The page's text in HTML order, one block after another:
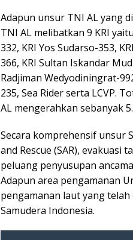
Adapun unsur TNI AL yang
TNI AL melibatkan 9 KRI
332, KRI Yos Sudarso-353,
366, KRI Sultan Iskandar
Radjiman Wedyodiningrat-
235, Sea Rider serta LCVP.
AL mengerahkan sebanyak
Secara komprehensif unsur
and Rescue (SAR), evakuasi
peluang penyusupan
Adapun area pengamanan
pengamanan laut yang
Samudera Indonesia.